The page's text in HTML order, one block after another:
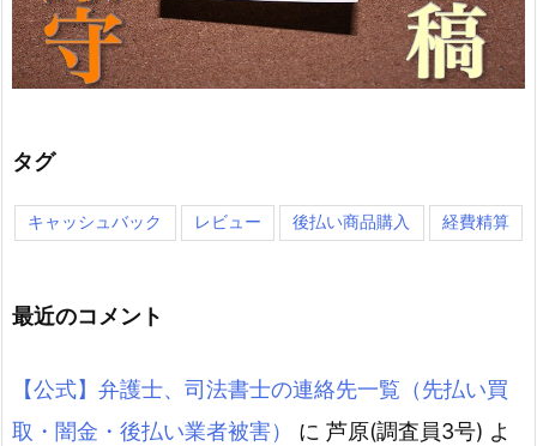
タグ
キャッシュバック レビュー 後払い商品購入 経費精算
最近のコメント
【公式】弁護士、司法書士の連絡先一覧（先払い買
取・闇金・後払い業者被害）
に 芦原(調査員3号) よ